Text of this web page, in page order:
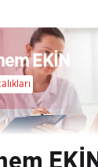
EKİN
EKİN